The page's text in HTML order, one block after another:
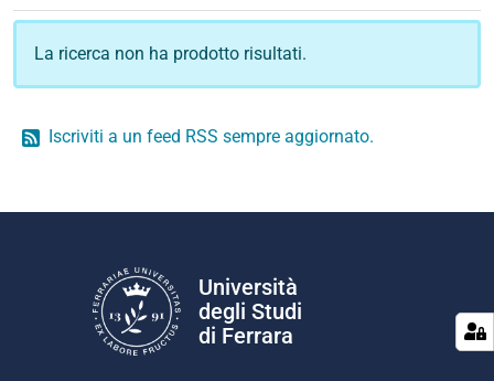
La ricerca non ha prodotto risultati.
Iscriviti a un feed RSS sempre aggiornato.
Università
degli Studi
di Ferrara